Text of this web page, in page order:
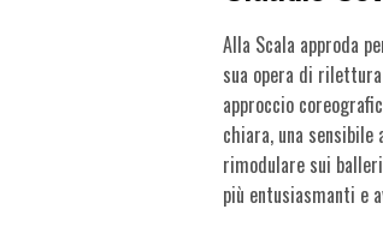
Alla Scala approda
sua opera di rilettura
approccio
chiara, una
rimodulare sui
più entusiasmanti e